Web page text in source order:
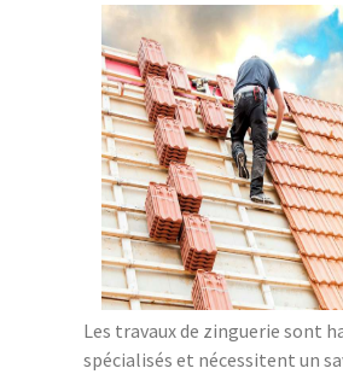
Les travaux de zinguerie sont
spécialisés et nécessitent un